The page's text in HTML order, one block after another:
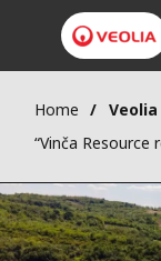
Home